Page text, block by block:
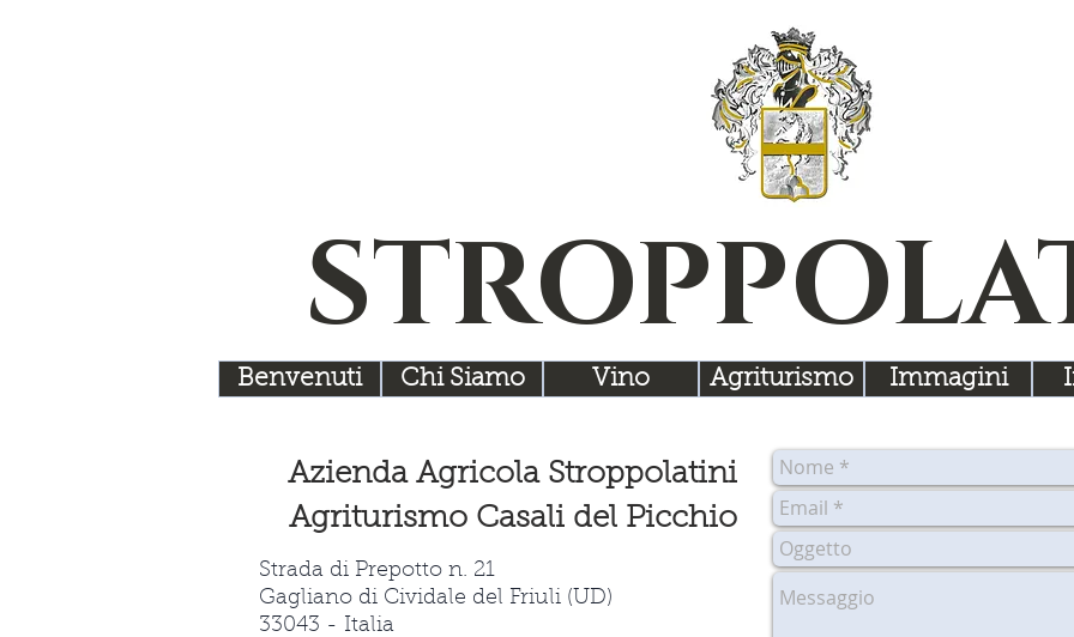
Benvenuti Chi Siamo Vino Agriturismo Immagini
Azienda Agricola Stroppolatini
Agriturismo Casali del Picchio
Strada di Prepotto n. 21
Gagliano di Cividale del Friuli (UD)
33043 - Italia